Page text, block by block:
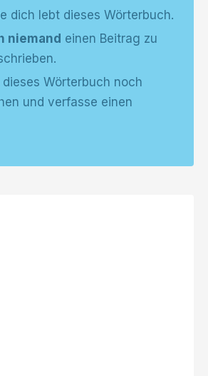
dich lebt dieses Wörterbuch.
niemand einen Beitrag zu
dieses Wörterbuch noch
und verfasse einen